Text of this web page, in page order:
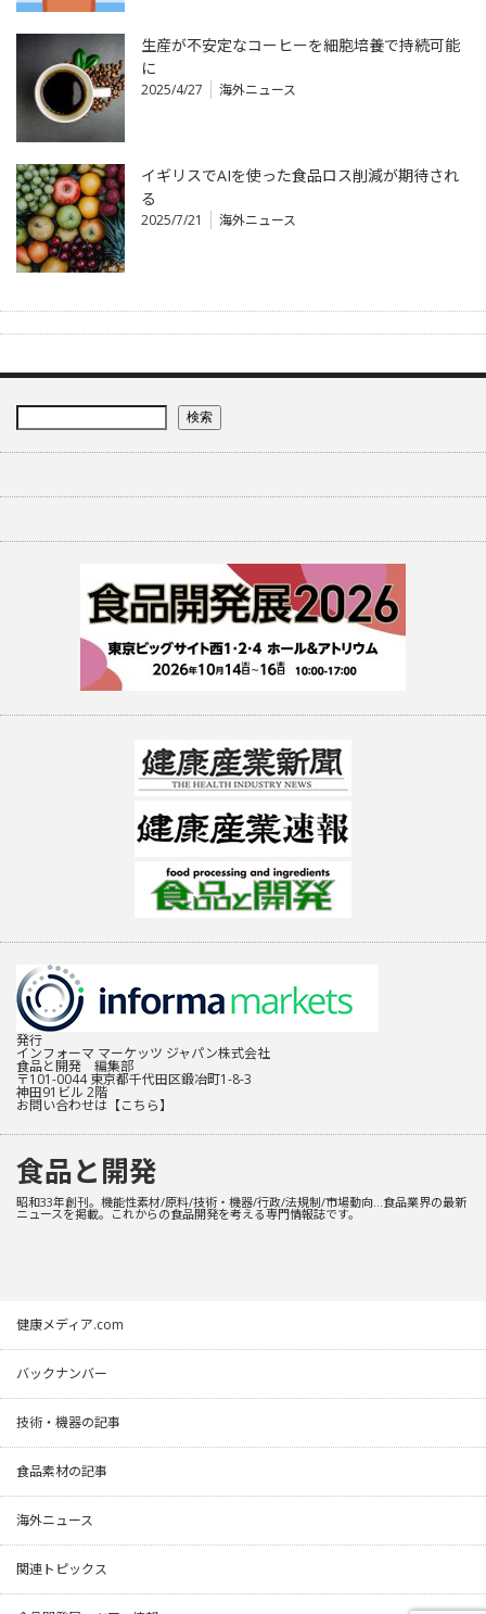
生産が不安定なコーヒーを細胞培養で持続可能
に
2025/4/27 海外ニュース
イギリスでAIを使った食品ロス削減が期待され
る
2025/7/21 海外ニュース
検索
発行
インフォーマ マーケッツ ジャパン株式会社
食品と開発 編集部
〒101-0044 東京都千代田区鍛冶町1-8-3
神田91ビル 2階
お問い合わせは 【こちら】
食品と開発
昭和33年創刊。機能性素材/原料/技術・機器/行政/法規制/市場動向…食品業界の最新
ニュースを掲載。これからの食品開発を考える専門情報誌です。
健康メディア.com
バックナンバー
技術・機器の記事
食品素材の記事
海外ニュース
関連トピックス